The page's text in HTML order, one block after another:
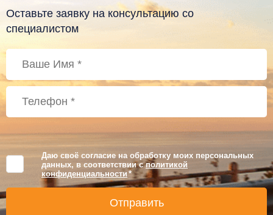
Оставьте заявку на консультацию со
специалистом
Даю своё согласие на обработку моих персональных
данных, в соответствии сполитикой
конфиденциальности *